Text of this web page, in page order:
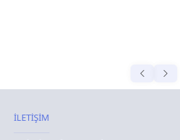
İLETİŞİM